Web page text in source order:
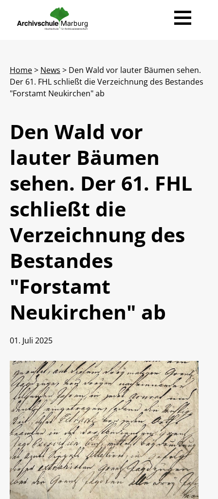
Ausbildung
Beruf Archivarin / Archivar
Studienprojekte
Transferarbeiten
Für Studierende
Gastdozentinnen und Gastdozenten
Fort- & Weiterbildung
Ihre Ansprechpartner
Informationen
Lehrende
Hilfe / FAQ
Forum Archivrecht
Team
Rechtsgrundlagen
Geschichte
Anreise und Parken
Publikationen
Veröffentlichungen
E-Papers
Blog (Extern)
Jahresberichte der Archivschule
Leichte Sprache Bibliothek Forschung
Stellenmarkt
Home> News > Den Wald vor lauter Bäumen sehen.
Der 61. FHL schließt die Verzeichnung des Bestandes
"Forstamt Neukirchen" ab
Den Wald vor
lauter Bäumen
sehen. Der 61. FHL
schließt die
Verzeichnung des
Bestandes
"Forstamt
Neukirchen" ab
01. Juli 2025